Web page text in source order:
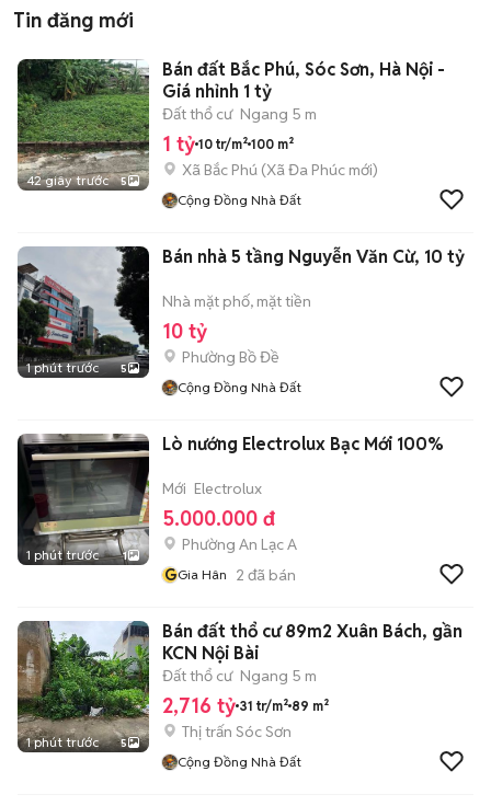
Tin đăng mới
42 giây trước 5
Bán đất Bắc Phú, Sóc Sơn, Hà Nội -
Giá nhỉnh 1 tỷ
Đất thổ cư Ngang 5 m
1 tỷ 10 tr/m² 100 m²
Xã Bắc Phú (Xã Đa Phúc mới)
Cộng Đồng Nhà Đất
1 phút trước 5
Bán nhà 5 tầng Nguyễn Văn Cừ, 10 tỷ
Nhà mặt phố, mặt tiền
10 tỷ
Phường Bồ Đề
Cộng Đồng Nhà Đất
1 phút trước 1
Lò nướng Electrolux Bạc Mới 100%
Mới Electrolux
5.000.000 đ
Phường An Lạc A
GGia Hân 2 đã bán
1 phút trước 5
Bán đất thổ cư 89m2 Xuân Bách, gần
KCN Nội Bài
Đất thổ cư Ngang 5 m
2,716 tỷ 31 tr/m² 89 m²
Thị trấn Sóc Sơn
Cộng Đồng Nhà Đất